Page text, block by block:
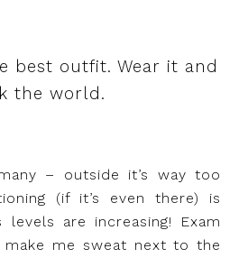
best outfit. Wear it and
the world.
– outside it’s way too
(if it’s even there) is
levels are increasing! Exam
make me sweat next to the